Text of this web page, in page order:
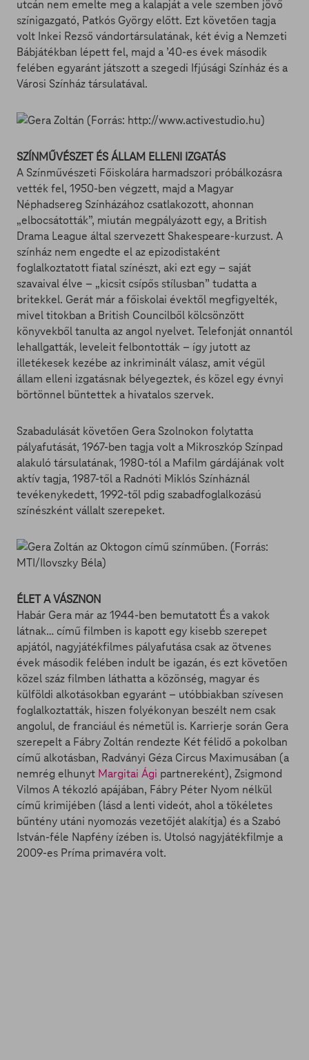
utcán nem emelte meg a kalapját a vele szemben jövő
színigazgató, Patkós György előtt. Ezt követően tagja
volt Inkei Rezső vándortársulatának, két évig a Nemzeti
Bábjátékban lépett fel, majd a ’40-es évek második
felében egyaránt játszott a szegedi Ifjúsági Színház és a
Városi Színház társulatával.
SZÍNMŰVÉSZET ÉS ÁLLAM ELLENI IZGATÁS
A Színművészeti Főiskolára harmadszori próbálkozásra
vették fel, 1950-ben végzett, majd a Magyar
Néphadsereg Színházához csatlakozott, ahonnan
„elbocsátották”, miután megpályázott egy, a British
Drama League által szervezett Shakespeare-kurzust. A
színház nem engedte el az epizodistaként
foglalkoztatott fiatal színészt, aki ezt egy – saját
szavaival élve – „kicsit csípős stílusban” tudatta a
britekkel. Gerát már a főiskolai évektől megfigyelték,
mivel titokban a British Councilből kölcsönzött
könyvekből tanulta az angol nyelvet. Telefonját onnantól
lehallgatták, leveleit felbontották – így jutott az
illetékesek kezébe az inkriminált válasz, amit végül
állam elleni izgatásnak bélyegeztek, és közel egy évnyi
börtönnel büntettek a hivatalos szervek.
Szabadulását követően Gera Szolnokon folytatta
pályafutását, 1967-ben tagja volt a Mikroszkóp Színpad
alakuló társulatának, 1980-tól a Mafilm gárdájának volt
aktív tagja, 1987-től a Radnóti Miklós Színháznál
tevékenykedett, 1992-től pdig szabadfoglalkozású
színészként vállalt szerepeket.
ÉLET A VÁSZNON
Habár Gera már az 1944-ben bemutatott És a vakok
látnak… című filmben is kapott egy kisebb szerepet
apjától, nagyjátékfilmes pályafutása csak az ötvenes
évek második felében indult be igazán, és ezt követően
közel száz filmben láthatta a közönség, magyar és
külföldi alkotásokban egyaránt – utóbbiakban szívesen
foglalkoztatták, hiszen folyékonyan beszélt nem csak
angolul, de franciául és németül is. Karrierje során Gera
szerepelt a Fábry Zoltán rendezte Két félidő a pokolban
című alkotásban, Radványi Géza Circus Maximusában (a
nemrég elhunyt Margitai Ági partnereként), Zsigmond
Vilmos A tékozló apájában, Fábry Péter Nyom nélkül
című krimijében (lásd a lenti videót, ahol a tökéletes
bűntény utáni nyomozás vezetőjét alakítja) és a Szabó
István-féle Napfény ízében is. Utolsó nagyjátékfilmje a
2009-es Príma primavéra volt.